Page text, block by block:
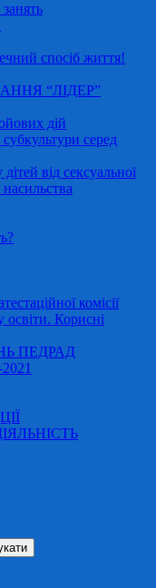
спосіб життя!
“ЛІДЕР”
дій
серед
від сексуальної
насильства
комісії
освіти. Корисні
ПЕДРАД